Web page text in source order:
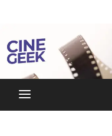
Cine